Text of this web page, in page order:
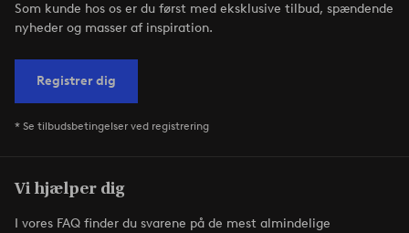
Som kunde hos os er du først med eksklusive tilbud, spændende
nyheder og masser af inspiration.
Registrer dig
* Se tilbudsbetingelser ved registrering
Vi hjælper dig
I vores FAQ finder du svarene på de mest almindelige